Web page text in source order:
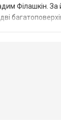
Філашкін.